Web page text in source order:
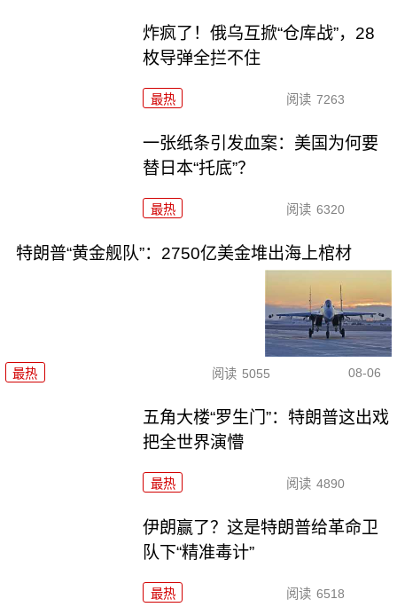
炸疯了！俄乌互掀“仓库战”，28
枚导弹全拦不住
最热 阅读 7263
一张纸条引发血案：美国为何要
替日本“托底”？
最热 阅读 6320
特朗普“黄金舰队”：2750亿美金堆出海上棺材
最热 阅读 5055 08-06
五角大楼“罗生门”：特朗普这出戏
把全世界演懵
最热 阅读 4890
伊朗赢了？这是特朗普给革命卫
队下“精准毒计”
最热 阅读 6518